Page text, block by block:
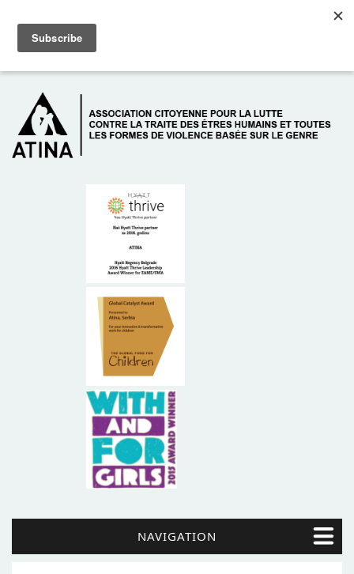
À PROPOS DE NOUS
NAVIGATION